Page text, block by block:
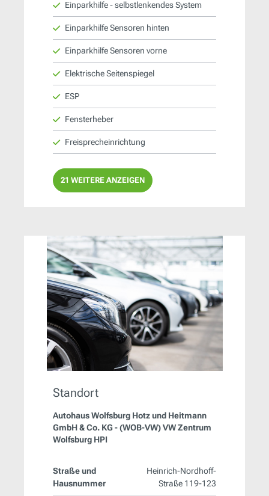
Einparkhilfe - selbstlenkendes System
Einparkhilfe Sensoren hinten
Einparkhilfe Sensoren vorne
Elektrische Seitenspiegel
ESP
Fensterheber
Freisprecheinrichtung
21 WEITERE ANZEIGEN
Standort
Autohaus Wolfsburg Hotz und Heitmann
GmbH & Co. KG - (WOB-VW) VW Zentrum
Wolfsburg HPI
Straße und
Hausnummer
Heinrich-Nordhoff-
Straße 119-123